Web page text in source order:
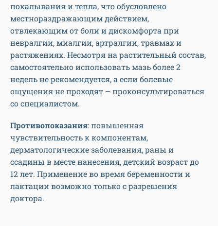
покалывания и тепла, что обусловлено
местнораздражающим действием,
отвлекающим от боли и дискомфорта при
невралгии, миалгии, артралгии, травмах и
растяжениях. Несмотря на растительный состав,
самостоятельно использовать мазь более 2
недель не рекомендуется, а если болевые
ощущения не проходят – проконсультироваться
со специалистом.
Противопоказания: повышенная
чувствительность к компонентам,
дерматологические заболевания, раны и
ссадины в месте нанесения, детский возраст до
12 лет. Применение во время беременности и
лактации возможно только с разрешения
доктора.